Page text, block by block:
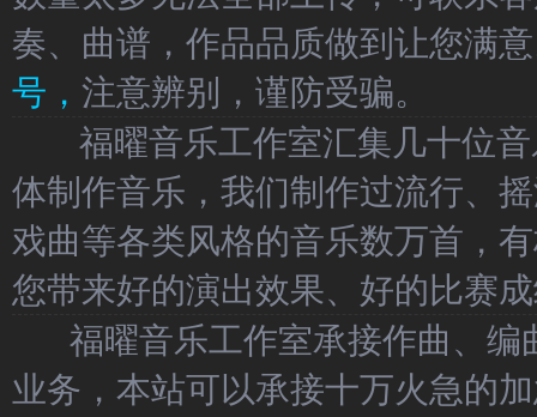
奏、曲谱，作品品质做到让您满
号， 注意辨别，谨防受骗。
福曜音乐工作室汇集几十位音
体制作音乐，我们制作过流行、
戏曲等各类风格的音乐数万首，
您带来好的演出效果、好的比赛
福曜音乐工作室承接作曲、编
业务，本站可以承接十万火急的